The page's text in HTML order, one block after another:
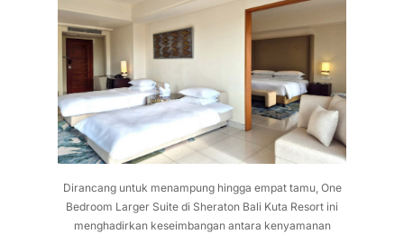
Dirancang untuk menampung hingga empat tamu, One
Bedroom Larger Suite di Sheraton Bali Kuta Resort ini
menghadirkan keseimbangan antara kenyamanan